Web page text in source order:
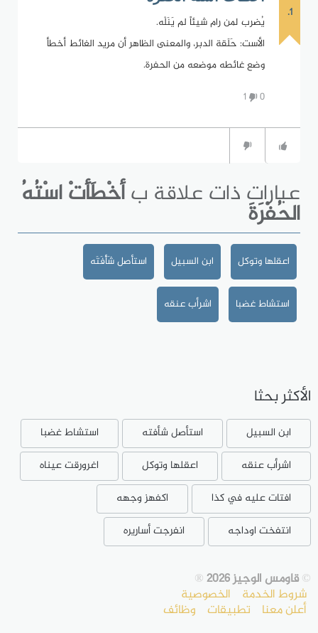
1.
يُضرب لمن رام شيئاً لم يَنَلْه.
الأست: حَلَقة الدبر، والمعنى الظاهر أن مريد الغائط أخطأ
وضع غائطه موضعه من الحفرة.
0
1
عبارات ذات علاقة بأخْطَأَتْ اسْتُهُ
الحُفْرَةَ
اعقلها وتوكل ابن السبيل استأصل شَأْفَتَه
استشاط غضبا اشرأب عنقه
الأكثر بحثا
ابن السبيل استأصل شأفته
استشاط غضبا
اشرأب عنقه
اعقلها وتوكل
اغرورقت عيناه
افتات عليه في كذا
اكفهز وجهه
انتفخت اوداجه
انفرجت أساريره
©قاومس الوجيز 2026 ®
شروط الخدمة الخصوصية
أعلن معنا تطبيقات وظائف